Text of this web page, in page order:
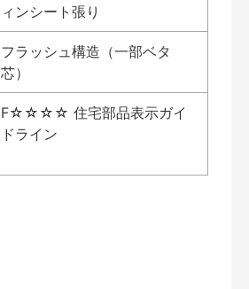
ィンシート張り
フラッシュ構造（一部ベタ
芯）
F☆☆☆☆ 住宅部品表示ガイ
ドライン